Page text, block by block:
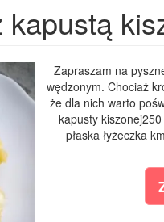
kapustą
Zapraszam na
wędzonym. Chociaż
że dla nich warto
kapusty
płaska łyżeczka